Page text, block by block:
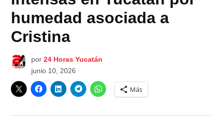
humedad asociada a
Cristina
por 24 Horas Yucatán
junio 10, 2026
Más